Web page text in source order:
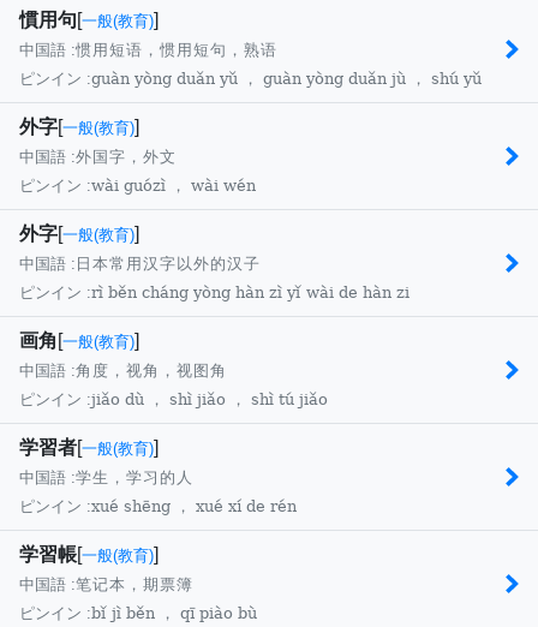
慣用句[一般(教育)]
中国語 :惯用短语，惯用短句，熟语
ピンイン :guàn yòng duǎn yǔ ， guàn yòng duǎn jù ， shú yǔ
外字[一般(教育)]
中国語 :外国字，外文
ピンイン :wài guózì ， wài wén
外字[一般(教育)]
中国語 : 日本常用汉字以外的汉子
ピンイン :rì běn cháng yòng hàn zì yǐ wài de hàn zi
画角 [一般(教育)]
中国語 :角度，视角，视图角
ピンイン :jiǎo dù ， shì jiǎo ， shì tú jiǎo
学習者[一般(教育)]
中国語 :学生，学习的人
ピンイン :xué shēng ， xué xí de rén
学習帳[一般(教育)]
中国語 :笔记本，期票簿
ピンイン :bǐ jì běn ， qī piào bù